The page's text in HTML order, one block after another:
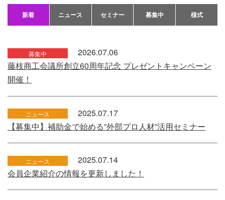
新着 ニュース セミナー 募集中 様式
募集中
2026.07.06
藤枝商工会議所創立60周年記念 プレゼントキャンペーン
開催！
ニュース
2025.07.17
【募集中】補助金で始める”外部プロ人材”活用セミナー
ニュース
2025.07.14
会員企業紹介の情報を更新しました！